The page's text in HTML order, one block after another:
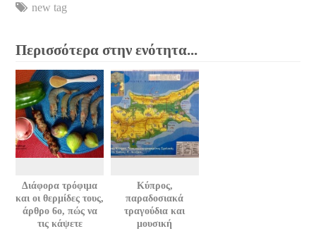
new tag
Περισσότερα στην ενότητα...
Διάφορα τρόφιμα
και οι θερμίδες τους,
άρθρο 6ο, πώς να
τις κάψετε
Κύπρος,
παραδοσιακά
τραγούδια και
μουσική